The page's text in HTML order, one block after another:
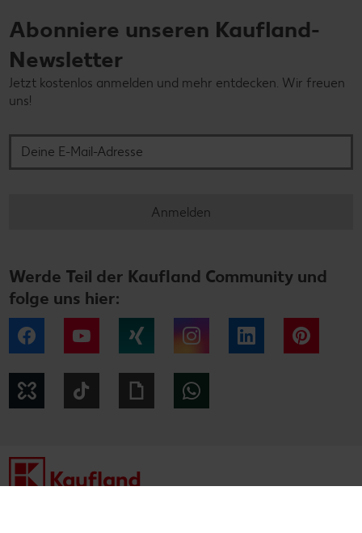
Abonniere unseren Kaufland-
Newsletter
Jetzt kostenlos anmelden und mehr entdecken. Wir freuen
uns!
Anmelden
Werde Teil der Kaufland Community und
folge uns hier:
Facebook YouTube Instagram LinkedIn
Kununu Giphy